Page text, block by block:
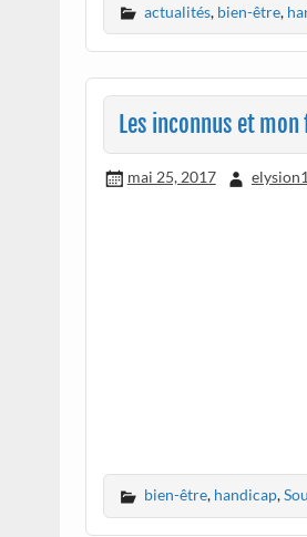
actualités, bien-être,
Les inconnus et
mai 25, 2017
bien-être, handicap,